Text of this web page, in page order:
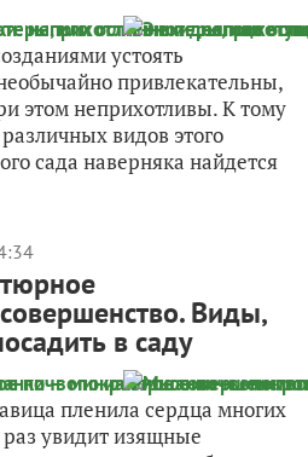
устоять
привлекательны,
этом неприхотливы. К тому
видов этого
сада наверняка найдется
Виды,
в саду
пленила сердца многих
раз увидит изящные